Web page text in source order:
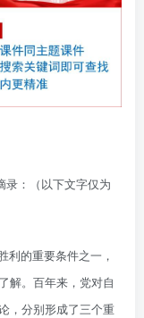
录：（以下文字仅为
利的重要条件之一，
解。百年来，党对自
，分别形成了三个重